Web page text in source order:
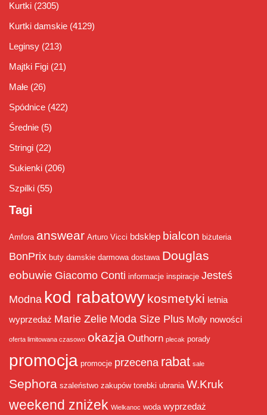
Kurtki (2305)
Kurtki damskie (4129)
Leginsy (213)
Majtki Figi (21)
Małe (26)
Spódnice (422)
Średnie (5)
Stringi (22)
Sukienki (206)
Szpilki (55)
Tagi
Amfora answear Arturo Vicci bdsklep bialcon biżuteria
BonPrix buty damskie darmowa dostawa Douglas
eobuwie Giacomo Conti informacje inspiracje Jesteś
Modna kod rabatowy kosmetyki letnia
wyprzedaż Marie Zelie Moda Size Plus Molly nowości
oferta limitowana czasowo okazja Outhorn plecak porady
promocja promocje przecena rabat sale
Sephora szaleństwo zakupów torebki ubrania W.Kruk
weekend zniżek Wielkanoc woda wyprzedaż